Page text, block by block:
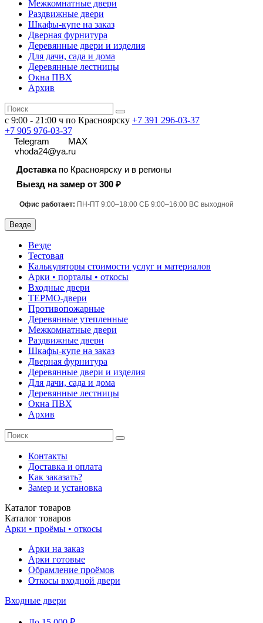
Межкомнатные двери
Раздвижные двери
Шкафы-купе на заказ
Дверная фурнитура
Деревянные двери и изделия
Для дачи, сада и дома
Деревянные лестницы
Окна ПВХ
Архив
с 9:00 - 21:00 ч по Красноярску +7 391 296-03-37
+7 905 976-03-37
Telegram
MAX
vhoda24@ya.ru
Доставкапо Красноярску и в регионы
Выезд на замер от 300 ₽
Офис работает: ПН-ПТ 9:00–18:00 СБ 9:00–16:00 ВС выходной
Везде
Везде
Тестовая
Калькуляторы стоимости услуг и материалов
Арки • порталы • откосы
Входные двери
ТЕРМО-двери
Противопожарные
Деревянные утепленные
Межкомнатные двери
Раздвижные двери
Шкафы-купе на заказ
Дверная фурнитура
Деревянные двери и изделия
Для дачи, сада и дома
Деревянные лестницы
Окна ПВХ
Архив
Контакты
Доставка и оплата
Как заказать?
Замер и установка
Каталог товаров
Каталог товаров
Арки • проёмы • откосы
Арки на заказ
Арки готовые
Обрамление проёмов
Откосы входной двери
Входные двери